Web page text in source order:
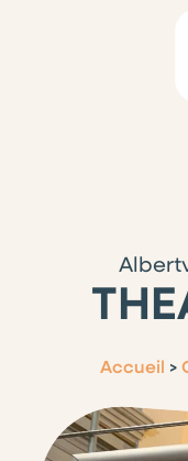
Accueil >